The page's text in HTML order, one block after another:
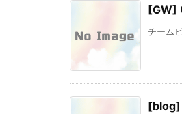
[GW]
チーム
[blog]